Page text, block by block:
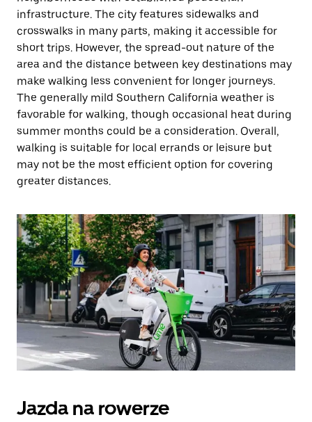
infrastructure. The city features sidewalks and
crosswalks in many parts, making it accessible for
short trips. However, the spread-out nature of the
area and the distance between key destinations may
make walking less convenient for longer journeys.
The generally mild Southern California weather is
favorable for walking, though occasional heat during
summer months could be a consideration. Overall,
walking is suitable for local errands or leisure but
may not be the most efficient option for covering
greater distances.
Jazda na rowerze